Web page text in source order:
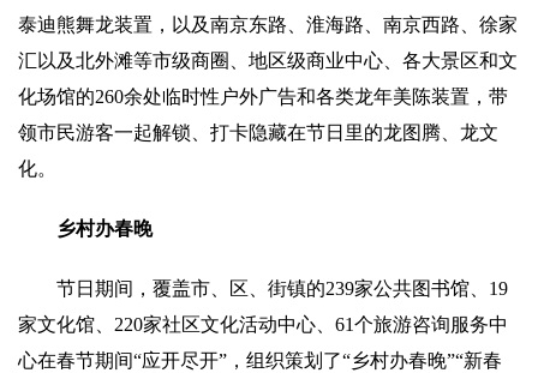
泰迪熊舞龙装置，以及南京东路、淮海路、南京西路、徐家
汇以及北外滩等市级商圈、地区级商业中心、各大景区和文
化场馆的260余处临时性户外广告和各类龙年美陈装置，带
领市民游客一起解锁、打卡隐藏在节日里的龙图腾、龙文
化。
乡村办春晚
节日期间，覆盖市、区、街镇的239家公共图书馆、19
家文化馆、220家社区文化活动中心、61个旅游咨询服务中
心在春节期间“应开尽开”，组织策划了“乡村办春晚”“新春